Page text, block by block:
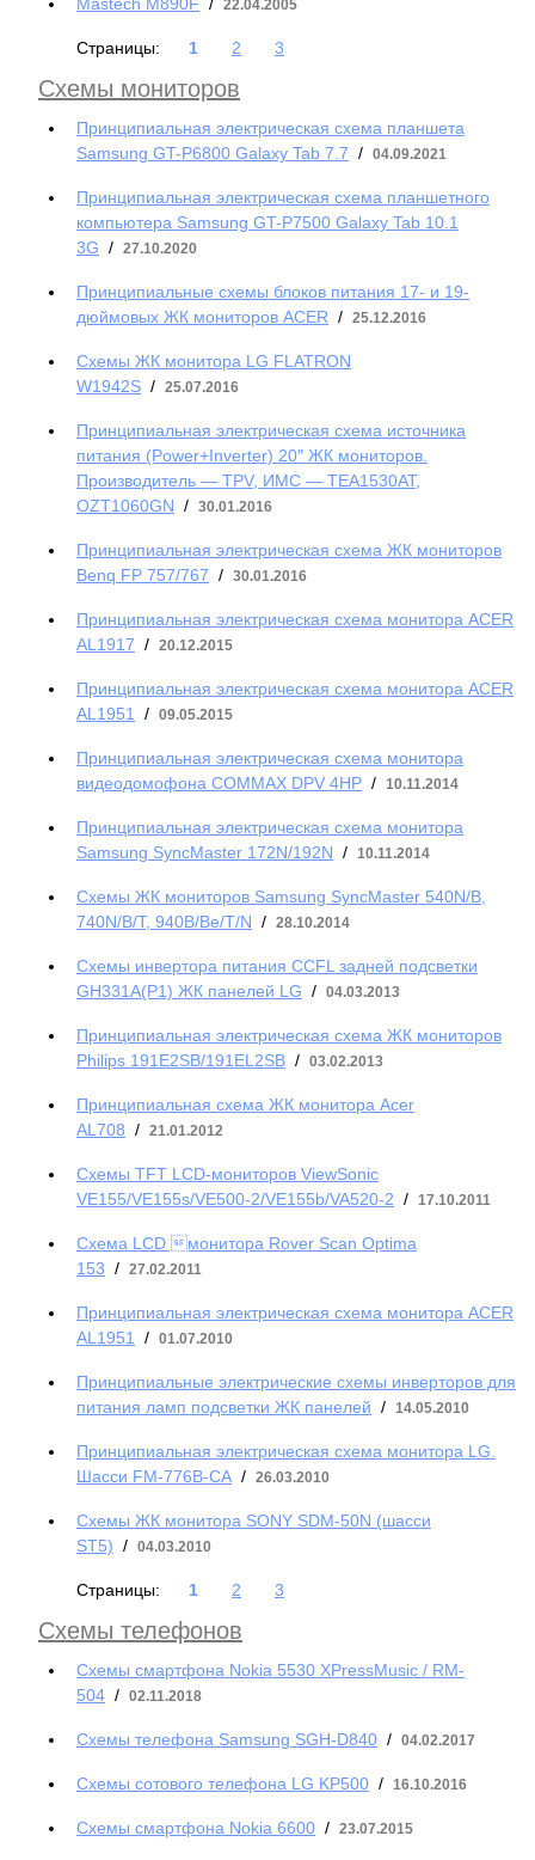
22.04.2005
Страницы: 1 2 3
Схемы мониторов
Принципиальная электрическая схема планшета
Samsung GT-P6800 Galaxy Tab 7.7 / 04.09.2021
Принципиальная электрическая схема планшетного
компьютера Samsung GT-P7500 Galaxy Tab 10.1
3G / 27.10.2020
Принципиальные схемы блоков питания 17- и 19-
дюймовых ЖК мониторов ACER / 25.12.2016
Схемы ЖК монитора LG FLATRON
W1942S / 25.07.2016
Принципиальная электрическая схема источника
питания (Power+Inverter) 20″ ЖК мониторов.
Производитель — TPV, ИМС — TEA1530AT,
OZT1060GN / 30.01.2016
Принципиальная электрическая схема ЖК мониторов
Benq FP 757/767 / 30.01.2016
Принципиальная электрическая схема монитора ACER
AL1917 / 20.12.2015
Принципиальная электрическая схема монитора ACER
AL1951
/ 09.05.2015
Принципиальная электрическая схема монитора
видеодомофона COMMAX DPV 4HP / 10.11.2014
Принципиальная электрическая схема монитора
Samsung SyncMaster 172N/192N / 10.11.2014
Схемы ЖК мониторов Samsung SyncMaster 540N/B,
740N/B/T, 940B/Be/T/N / 28.10.2014
Схемы инвертора питания CCFL задней подсветки
GH331A(P1) ЖК панелей LG / 04.03.2013
Принципиальная электрическая схема ЖК мониторов
Philips 191E2SB/191EL2SB / 03.02.2013
Принципиальная схема ЖК монитора Acer
AL708 / 21.01.2012
Схемы TFT LCD-мониторов ViewSonic
VE155/VE155s/VE500-2/VE155b/VA520-2 / 17.10.2011
Cхема LCD монитора Rover Scan Optima
153 / 27.02.2011
Принципиальная электрическая схема монитора ACER
AL1951
/ 01.07.2010
Принципиальные электрические схемы инверторов для
питания ламп подсветки ЖК панелей / 14.05.2010
Принципиальная электрическая схема монитора LG.
Шасси FM-776B-CA / 26.03.2010
Схемы ЖК монитора SONY SDM-50N (шасси
ST5) / 04.03.2010
Страницы: 1 2 3
Схемы телефонов
Cхемы смартфона Nokia 5530 XPressMusic / RM-
504 / 02.11.2018
Схемы телефона Samsung SGH-D840 / 04.02.2017
Схемы сотового телефона LG KP500 / 16.10.2016
Cхемы смартфона Nokia 6600 / 23.07.2015